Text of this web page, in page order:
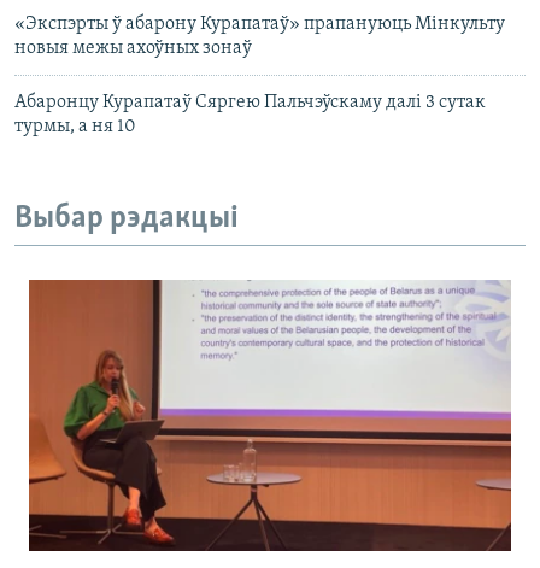
«Экспэрты ў абарону Курапатаў» прапануюць Мінкульту
новыя межы ахоўных зонаў
Абаронцу Курапатаў Сяргею Пальчэўскаму далі 3 сутак
турмы, а ня 10
Выбар рэдакцыі